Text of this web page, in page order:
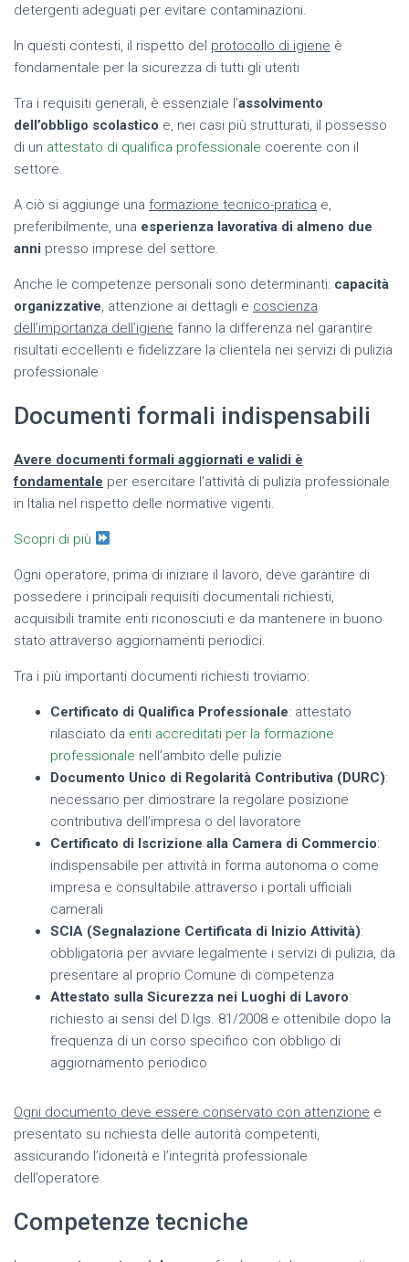
detergenti adeguati per evitare contaminazioni.
In questi contesti, il rispetto del protocollo di igiene è
fondamentale per la sicurezza di tutti gli utenti
Tra i requisiti generali, è essenziale l’assolvimento
dell’obbligo scolastico e, nei casi più strutturati, il possesso
di un attestato di qualifica professionale coerente con il
settore.
A ciò si aggiunge una formazione tecnico-pratica e,
preferibilmente, una esperienza lavorativa di almeno due
anni presso imprese del settore.
Anche le competenze personali sono determinanti: capacità
organizzative, attenzione ai dettagli e coscienza
dell’importanza dell’igiene fanno la differenza nel garantire
risultati eccellenti e fidelizzare la clientela nei servizi di pulizia
professionale
Documenti formali indispensabili
Avere documenti formali aggiornati e validi è
fondamentale per esercitare l’attività di pulizia professionale
in Italia nel rispetto delle normative vigenti.
Scopri di più
Ogni operatore, prima di iniziare il lavoro, deve garantire di
possedere i principali requisiti documentali richiesti,
acquisibili tramite enti riconosciuti e da mantenere in buono
stato attraverso aggiornamenti periodici.
Tra i più importanti documenti richiesti troviamo:
Certificato di Qualifica Professionale: attestato
rilasciato da enti accreditati per la formazione
professionale nell’ambito delle pulizie
Documento Unico di Regolarità Contributiva (DURC):
necessario per dimostrare la regolare posizione
contributiva dell’impresa o del lavoratore
Certificato di Iscrizione alla Camera di Commercio:
indispensabile per attività in forma autonoma o come
impresa e consultabile attraverso i portali ufficiali
camerali
SCIA (Segnalazione Certificata di Inizio Attività):
obbligatoria per avviare legalmente i servizi di pulizia, da
presentare al proprio Comune di competenza
Attestato sulla Sicurezza nei Luoghi di Lavoro:
richiesto ai sensi del D.lgs. 81/2008 e ottenibile dopo la
frequenza di un corso specifico con obbligo di
aggiornamento periodico
Ogni documento deve essere conservato con attenzione e
presentato su richiesta delle autorità competenti,
assicurando l’idoneità e l’integrità professionale
dell’operatore.
Competenze tecniche